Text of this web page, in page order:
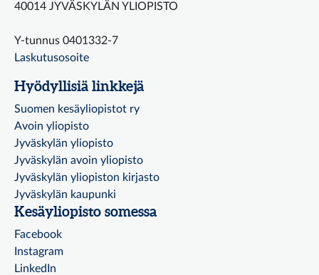
40014 JYVÄSKYLÄN YLIOPISTO
Y-tunnus 0401332-7
Laskutusosoite
Hyödyllisiä linkkejä
Suomen kesäyliopistot ry
Avoin yliopisto
Jyväskylän yliopisto
Jyväskylän avoin yliopisto
Jyväskylän yliopiston kirjasto
Jyväskylän kaupunki
Kesäyliopisto somessa
Facebook
Instagram
LinkedIn